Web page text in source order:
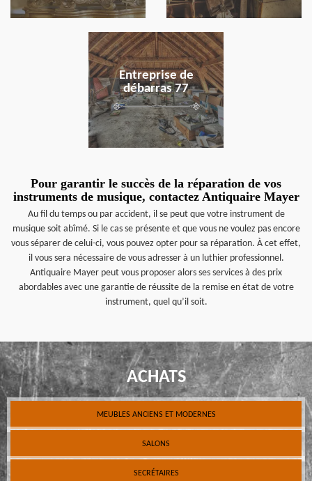
Entreprise de
débarras 77
en savoir plus
Pour garantir le succès de la réparation de vos
instruments de musique, contactez Antiquaire Mayer
Au fil du temps ou par accident, il se peut que votre instrument de
musique soit abîmé. Si le cas se présente et que vous ne voulez pas encore
vous séparer de celui-ci, vous pouvez opter pour sa réparation. À cet effet,
il vous sera nécessaire de vous adresser à un luthier professionnel.
Antiquaire Mayer peut vous proposer alors ses services à des prix
abordables avec une garantie de réussite de la remise en état de votre
instrument, quel qu’il soit.
ACHATS
MEUBLES ANCIENS ET MODERNES
SALONS
SECRÉTAIRES